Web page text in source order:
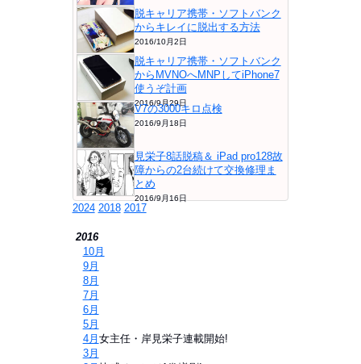
脱キャリア携帯・ソフトバンク
からキレイに脱出する方法
2016/10月2日
脱キャリア携帯・ソフトバンク
からMVNOへMNPしてiPhone7
使うぞ計画
2016/9月29日
V7の3000キロ点検
2016/9月18日
見栄子8話脱稿＆ iPad pro128故
障からの2台続けて交換修理ま
とめ
2016/9月16日
2024 2018 2017
2016
10月
9月
8月
7月
6月
5月
4月 女主任・岸見栄子連載開始!
3月